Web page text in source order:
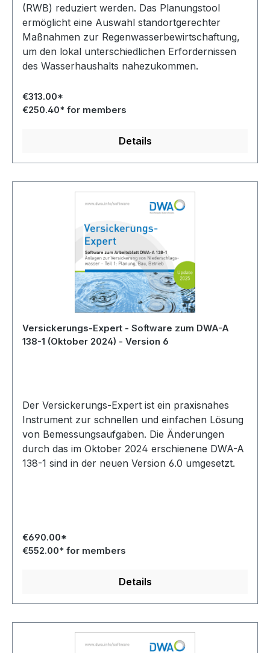
(RWB) reduziert werden. Das Planungstool
ermöglicht eine Auswahl standortgerechter
Maßnahmen zur Regenwasserbewirtschaftung,
um den lokal unterschiedlichen Erfordernissen
des Wasserhaushalts nahezukommen.
€313.00*
€250.40* for members
Details
Versickerungs-Expert - Software zum DWA-A
138-1 (Oktober 2024) - Version 6
Der Versickerungs-Expert ist ein praxisnahes
Instrument zur schnellen und einfachen Lösung
von Bemessungsaufgaben. Die Änderungen
durch das im Oktober 2024 erschienene DWA-A
138-1 sind in der neuen Version 6.0 umgesetzt.
€690.00*
€552.00* for members
Details